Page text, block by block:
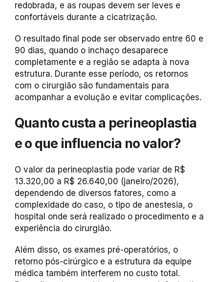
redobrada, e as roupas devem ser leves e
confortáveis durante a cicatrização.
O resultado final pode ser observado entre 60 e
90 dias, quando o inchaço desaparece
completamente e a região se adapta à nova
estrutura. Durante esse período, os retornos
com o cirurgião são fundamentais para
acompanhar a evolução e evitar complicações.
Quanto custa a perineoplastia
e o que influencia no valor?
O valor da perineoplastia pode variar de R$
13.320,00 a R$ 26.640,00 (janeiro/2026),
dependendo de diversos fatores, como a
complexidade do caso, o tipo de anestesia, o
hospital onde será realizado o procedimento e a
experiência do cirurgião.
Além disso, os exames pré-operatórios, o
retorno pós-cirúrgico e a estrutura da equipe
médica também interferem no custo total.